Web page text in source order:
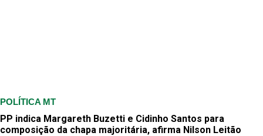
POLÍTICA MT
PP indica Margareth Buzetti e Cidinho Santos para
composição da chapa majoritária, afirma Nilson Leitão